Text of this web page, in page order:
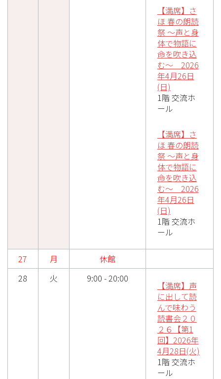
【満席】さ
ほ 春の朗読
祭 ～声と身
体で物語に
命を吹き込
む～ 2026
年4月26日
(日)
1階 交流ホ
ール
【満席】さ
ほ 春の朗読
祭 ～声と身
体で物語に
命を吹き込
む～ 2026
年4月26日
(日)
1階 交流ホ
ール
27 月
休館
28
火 9:00 - 20:00
【満席】声
に出して読
んで味わう
読書会２０
２６【第1
回】2026年
4月28日(火)
1階 交流ホ
ール